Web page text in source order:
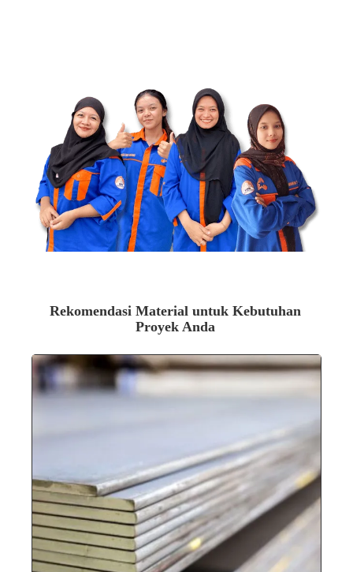
JUGA
Dapatkan penawaran Plat-Strip terbaik dari kami
sekarang juga. Segera pesan, dengan pengiriman cepat
ke seluruh Riau & Sumatera Barat untuk mendukung
kelancaran proyek Anda.
Dapatkan Penawaran Sekarang
Rekomendasi Material untuk Kebutuhan
Proyek Anda